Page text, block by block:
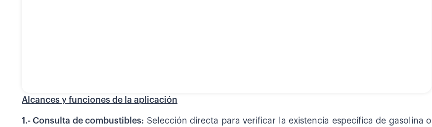
Alcances y funciones de la aplicación
1.- Consulta de combustibles: Selección directa para verificar la existencia específica de gasolina o